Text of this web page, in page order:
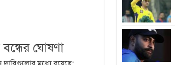
ঘোষণা